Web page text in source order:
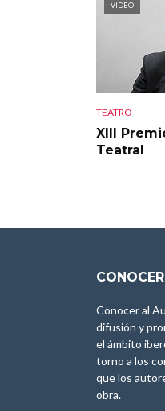
VIDEO
TEATRO
XIII
Teatral
Conocer al
difusión y
el ámbito
torno a los
que los
obra.